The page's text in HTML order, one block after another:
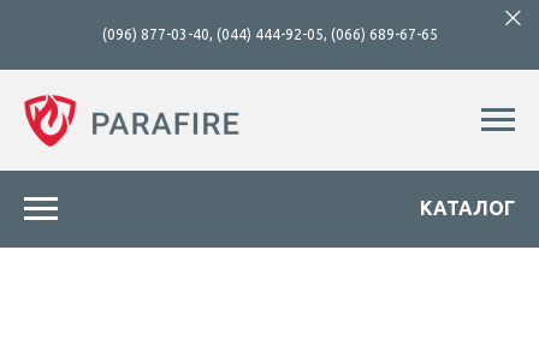
(096) 877-03-40, (044) 444-92-05, (066) 689-67-65
КАТАЛОГ